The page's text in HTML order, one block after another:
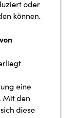
oder
können.
eine
Mit den
diese